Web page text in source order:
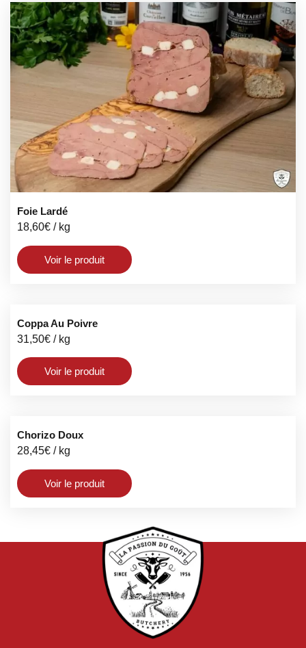
Foie Lardé
18,60€ / kg
Voir le produit
Coppa Au Poivre
31,50€ / kg
Voir le produit
Chorizo Doux
28,45€ / kg
Voir le produit